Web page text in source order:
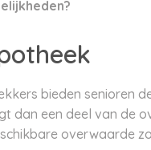
bieden senioren
dan een deel van de
overwaarde